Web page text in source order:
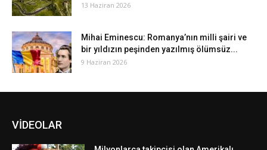
13 Haziran 2026
Mihai Eminescu: Romanya’nın milli şairi ve
bir yıldızın peşinden yazılmış ölümsüz...
9 Haziran 2026
VİDEOLAR